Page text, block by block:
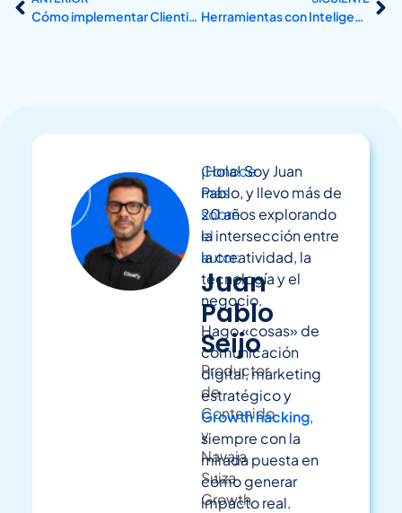
Conoce
más
sobre
el
autor:
Juan
Pablo
Seijo
Productor
de
Contenido
y
Navaja
Suiza
Growth
¡Hola! Soy Juan
Pablo, y llevo más de
20 años explorando
la intersección entre
la creatividad, la
tecnología y el
negocio.
Hago «cosas» de
comunicación
digital, marketing
estratégico y
Growth hacking,
siempre con la
mirada puesta en
cómo generar
impacto real.